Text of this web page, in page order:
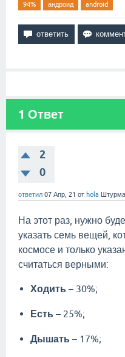
94% андроид android
1 Ответ
2
0
ответил 07 Апр, 21 от hola
На этот раз, нужно
указать семь вещей,
космосе и только
считаться верными:
Ходить – 30%;
Есть – 25%;
Дышать – 17%;